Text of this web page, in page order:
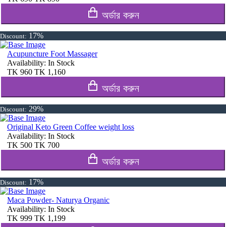
অর্ডার করুন
Discount: 17%
Acupuncture Foot Massager
Availability: In Stock
TK 960 TK 1,160
অর্ডার করুন
Discount: 29%
Original Keto Green Coffee weight loss
Availability: In Stock
TK 500 TK 700
অর্ডার করুন
Discount: 17%
Maca Powder- Naturya Organic
Availability: In Stock
TK 999 TK 1,199